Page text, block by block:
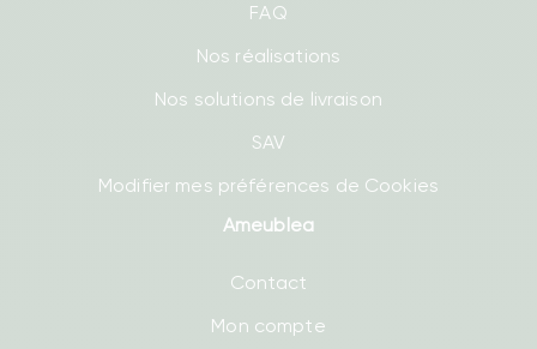
FAQ
Nos réalisations
Nos solutions de livraison
SAV
Modifier mes préférences de Cookies
Ameublea
Contact
Mon compte